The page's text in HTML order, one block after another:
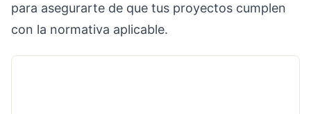
para asegurarte de que tus proyectos cumplen
con la normativa aplicable.